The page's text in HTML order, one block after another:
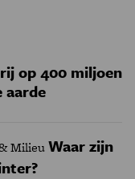
op 400 miljoen
aarde
MilieuWaar zijn